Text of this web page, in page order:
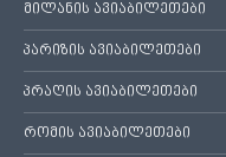
მილანის ავიაბილეთები
პარიზის ავიაბილეთები
პრაღის ავიაბილეთები
რომის ავიაბილეთები